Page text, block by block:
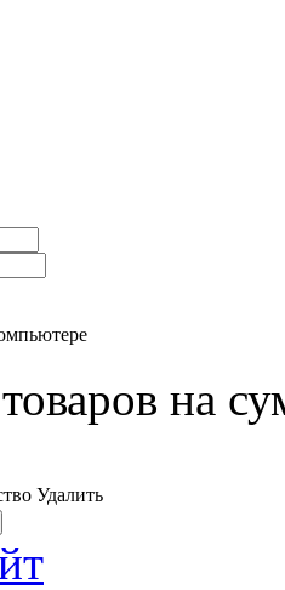
товаров на
Удалить